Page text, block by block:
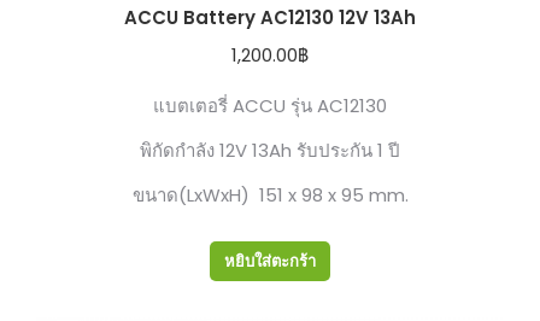
ACCU Battery AC12130 12V 13Ah
1,200.00฿
แบตเตอรี่ ACCU รุ่น AC12130
พิกัดกำลัง 12V 13Ah รับประกัน 1 ปี
ขนาด(LxWxH) 151 x 98 x 95 mm.
หยิบใส่ตะกร้า